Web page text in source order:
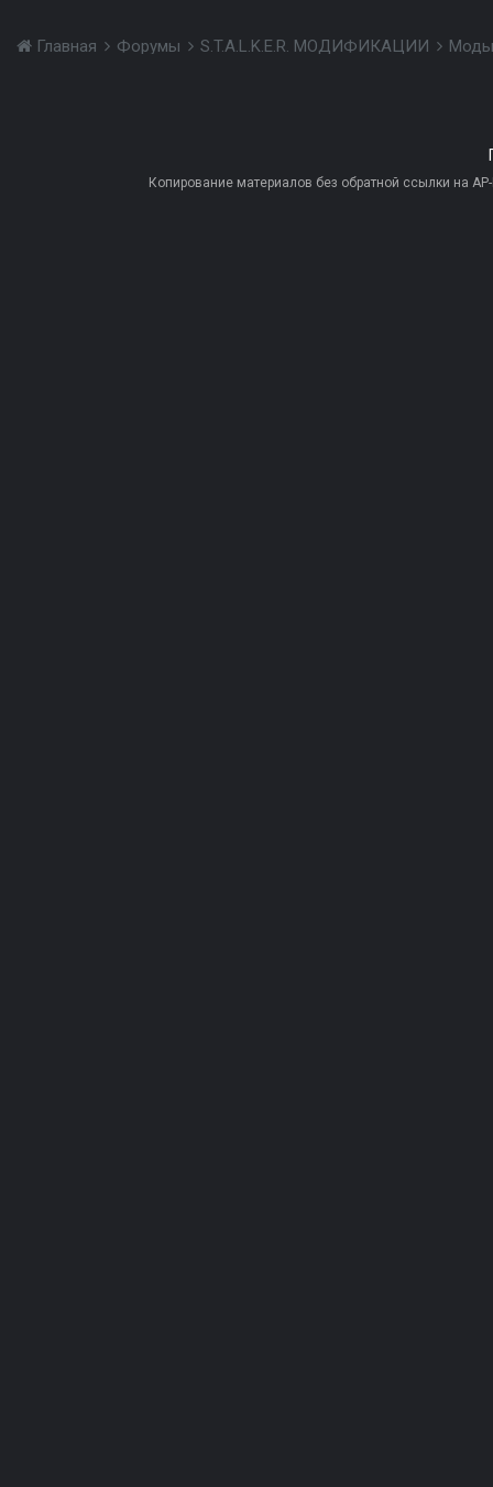
Главная Форумы S.T.A.L.K.E.R. МОДИФИКАЦИИ
Копирование материалов без обратной ссылки на